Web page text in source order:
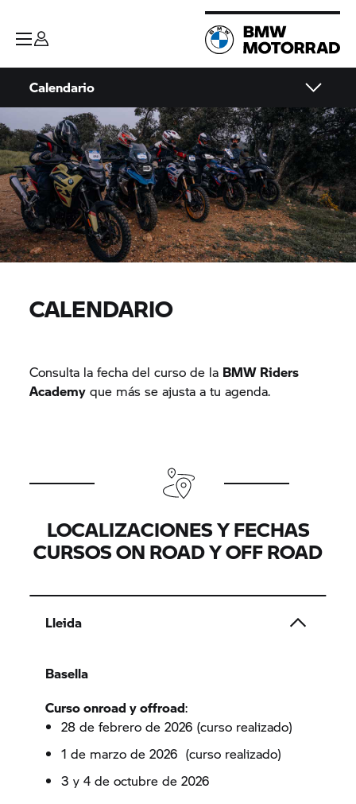
Calendario
CALENDARIO
Consulta la fecha del curso de la BMW Riders
Academy que más se ajusta a tu agenda.
LOCALIZACIONES Y FECHAS
CURSOS ON ROAD Y OFF ROAD
Lleida
Basella
Curso onroad y offroad:
28 de febrero de 2026 (curso realizado)
1 de marzo de 2026 (curso realizado)
3 y 4 de octubre de 2026